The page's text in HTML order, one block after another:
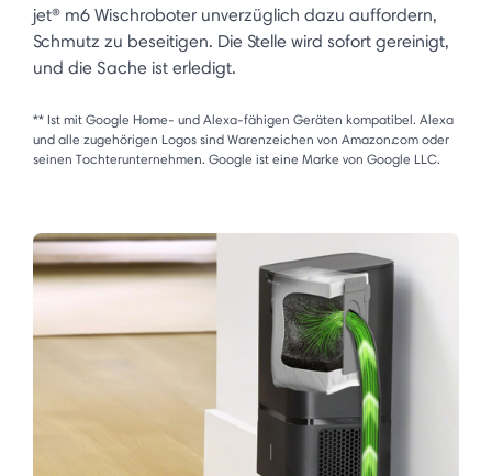
jet® m6 Wischroboter unverzüglich dazu auffordern,
Schmutz zu beseitigen. Die Stelle wird sofort gereinigt,
und die Sache ist erledigt.
** Ist mit Google Home- und Alexa-fähigen Geräten kompatibel. Alexa
und alle zugehörigen Logos sind Warenzeichen von Amazon.com oder
seinen Tochterunternehmen. Google ist eine Marke von Google LLC.